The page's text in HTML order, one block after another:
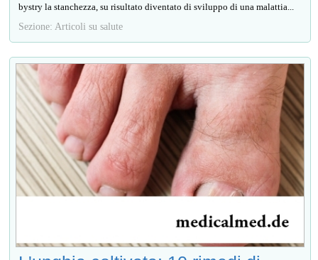
bystry la stanchezza, su risultato diventato di sviluppo di una malattia...
Sezione: Articoli su salute